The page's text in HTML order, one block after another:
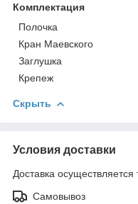
Комплектация
Полочка
Кран Маевского
Заглушка
Крепеж
Скрыть
Условия доставки
Доставка осуществляется
Самовывоз